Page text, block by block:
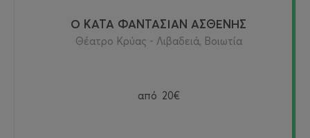
Ο ΚΑΤΑ ΦΑΝΤΑΣΙΑΝ ΑΣΘΕΝΗΣ
Θέατρο Κρύας - Λιβαδειά, Βοιωτία
από 20€